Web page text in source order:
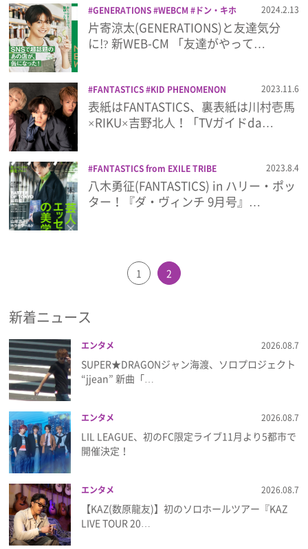
GENERATIONS WEBCM
ドン・キホ
ーテ ファミリーマート 片寄涼太
2024.2.13
片寄涼太(GENERATIONS)と友達気分
に!? 新WEB-CM 「友達がやって…
FANTASTICS
KID PHENOMENON
LDH MY (K)NIGHT マイ・ナイト
RIKU THE JET BOY BANGERZ TVガ
イド TVガイドdan
WOLF HOWL
2023.11.6
表紙はFANTASTICS、裏表紙は川村壱馬
×RIKU×吉野北人！「TVガイドda…
FANTASTICS from EXILE TRIBE
GENERATIONS
PSYCHIC FEVER from
EXILE TRIBE RIKU
THE RAMPAGE
from EXILE TRIBE
WEESA
ダ・ヴィン
2023.8.4
八木勇征(FANTASTICS) in ハリー・ポッ
ター！『ダ・ヴィンチ 9月号』…
1 2
新着ニュース
エンタメ 2026.08.7
SUPER★DRAGONジャン海渡、ソロプロジェクト
“jjean” 新曲「…
エンタメ 2026.08.7
LIL LEAGUE、初のFC限定ライブ11月より5都市で
開催決定！
エンタメ 2026.08.7
【KAZ(数原龍友)】初のソロホールツアー『KAZ
LIVE TOUR 20…